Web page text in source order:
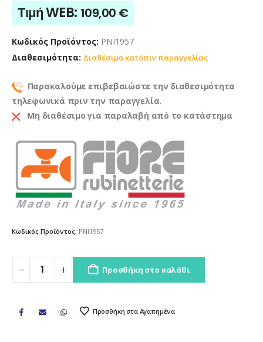
Τιμή WEB: 109,00 €
Κωδικός Προϊόντος: PNI1957
Διαθεσιμότητα: Διαθέσιμο κατόπιν παραγγελίας
Παρακαλούμε επιβεβαιώστε την διαθεσιμότητα
τηλεφωνικά πριν την παραγγελία.
Μη διαθέσιμο για παραλαβή από το κατάστημα
Κωδικός Προϊόντος: PNI1957
Προσθήκη στο καλάθι
Προσθήκη στα Αγαπημένα